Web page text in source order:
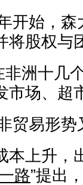
始，森
将股权与
洲十几
市场、超
易形势
上升，
路”提出